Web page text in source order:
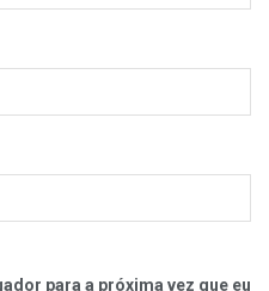
para a próxima vez que eu